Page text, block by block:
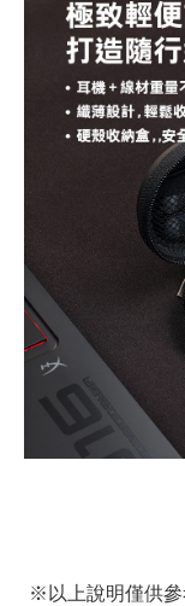
※以上說明僅供參